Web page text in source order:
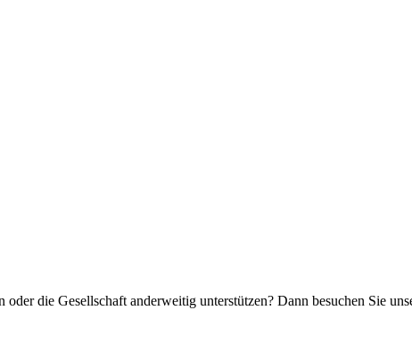
die Gesellschaft anderweitig unterstützen? Dann besuchen Sie